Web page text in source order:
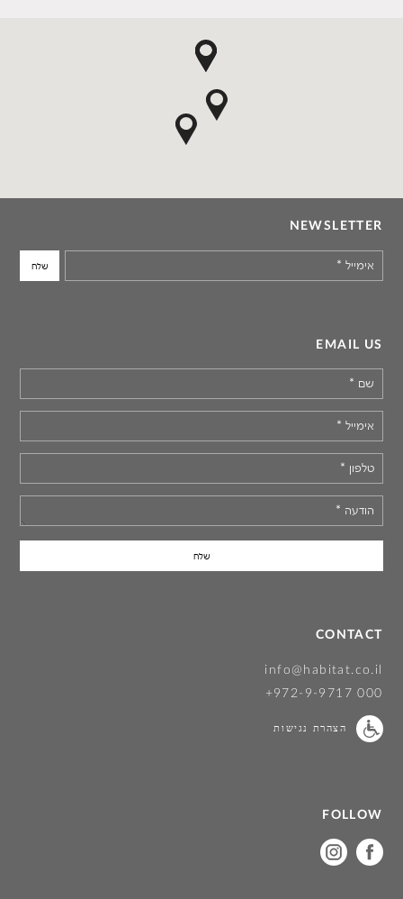
NEWSLETTER
אימייל *
EMAIL US
שם *
אימייל *
טלפון *
הודעה *
CONTACT
info@habitat.co.il
+972-9-9717 000
הצהרת נגישות
FOLLOW
on
on